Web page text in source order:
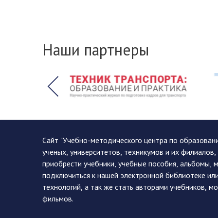
Наши партнеры
Сайт "Учебно-методического центра по
ученых, университетов, техникумов и их
приобрести учебники, учебные пособия, альбомы,
подключиться к нашей электронной библиотеке
технологий, а так же стать авторами учебников,
фильмов.